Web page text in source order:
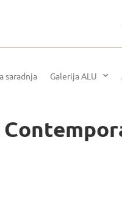
saradnja Galerija ALU